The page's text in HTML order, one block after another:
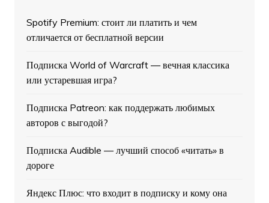
Spotify Premium: стоит ли платить и чем
отличается от бесплатной версии
Подписка World of Warcraft — вечная классика
или устаревшая игра?
Подписка Patreon: как поддержать любимых
авторов с выгодой?
Подписка Audible — лучший способ «читать» в
дороге
Яндекс Плюс: что входит в подписку и кому она